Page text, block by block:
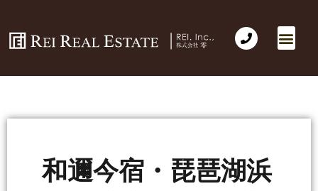
和邇今宿・琵琶湖浜